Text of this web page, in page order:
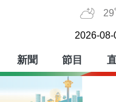
2026-08-
新聞 節目